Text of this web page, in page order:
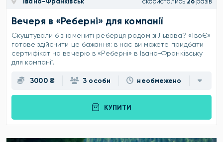
Вечеря в «Реберні» для компанії
Скуштували б знамениті реберця родом зі Львова? «ТвоЄ»
готове здійснити це бажання: в нас ви можете придбати
сертифікат на вечерю в «Реберні» в Івано-Франківську
для компанії.
3000 ₴ 3 особи необмежено
КУПИТИ